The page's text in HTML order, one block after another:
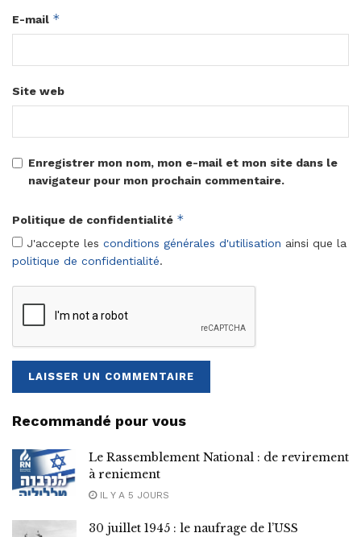
E-mail *
Site web
Enregistrer mon nom, mon e-mail et mon site dans le
navigateur pour mon prochain commentaire.
Politique de confidentialité *
J'accepte les conditions générales d'utilisation ainsi que la
politique de confidentialité.
Recommandé pour vous
Le Rassemblement National : de revirement
à reniement
IL Y A 5 JOURS
30 juillet 1945 : le naufrage de l’USS